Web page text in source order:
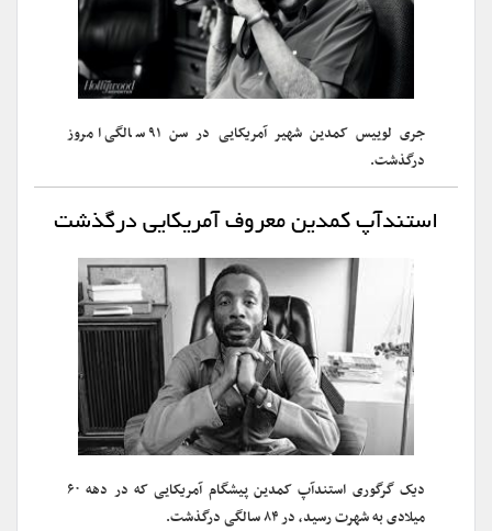
جری لوییس کمدین شهیر آمریکایی در سن ۹۱ سالگی امروز
درگذشت.
استندآپ کمدین معروف آمریکایی درگذشت
دیک گرگوری استندآپ کمدین پیشگام آمریکایی که در دهه ۶۰
میلادی به شهرت رسید، در ۸۴ سالگی درگذشت.